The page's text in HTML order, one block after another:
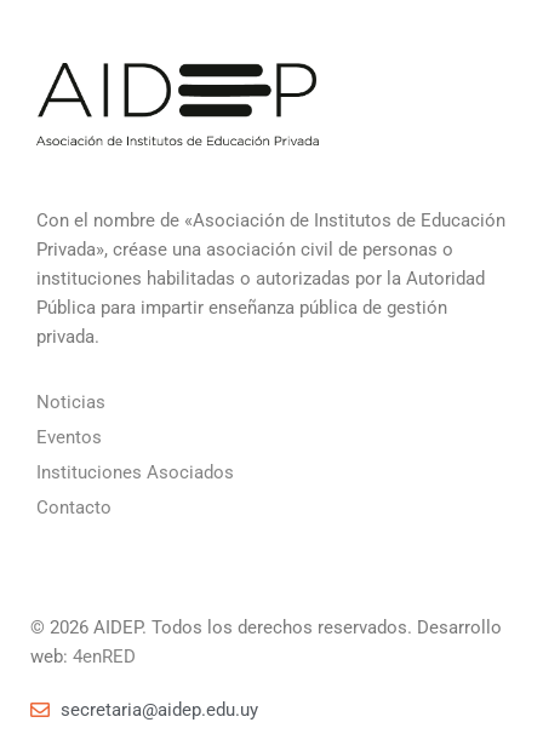
Con el nombre de «Asociación de Institutos de Educación
Privada», créase una asociación civil de personas o
instituciones habilitadas o autorizadas por la Autoridad
Pública para impartir enseñanza pública de gestión
privada.
Noticias
Eventos
Instituciones Asociados
Contacto
© 2026 AIDEP. Todos los derechos reservados. Desarrollo
web: 4enRED
secretaria@aidep.edu.uy